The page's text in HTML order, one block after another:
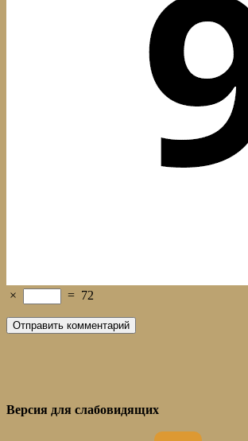
× = 72
Версия для слабовидящих